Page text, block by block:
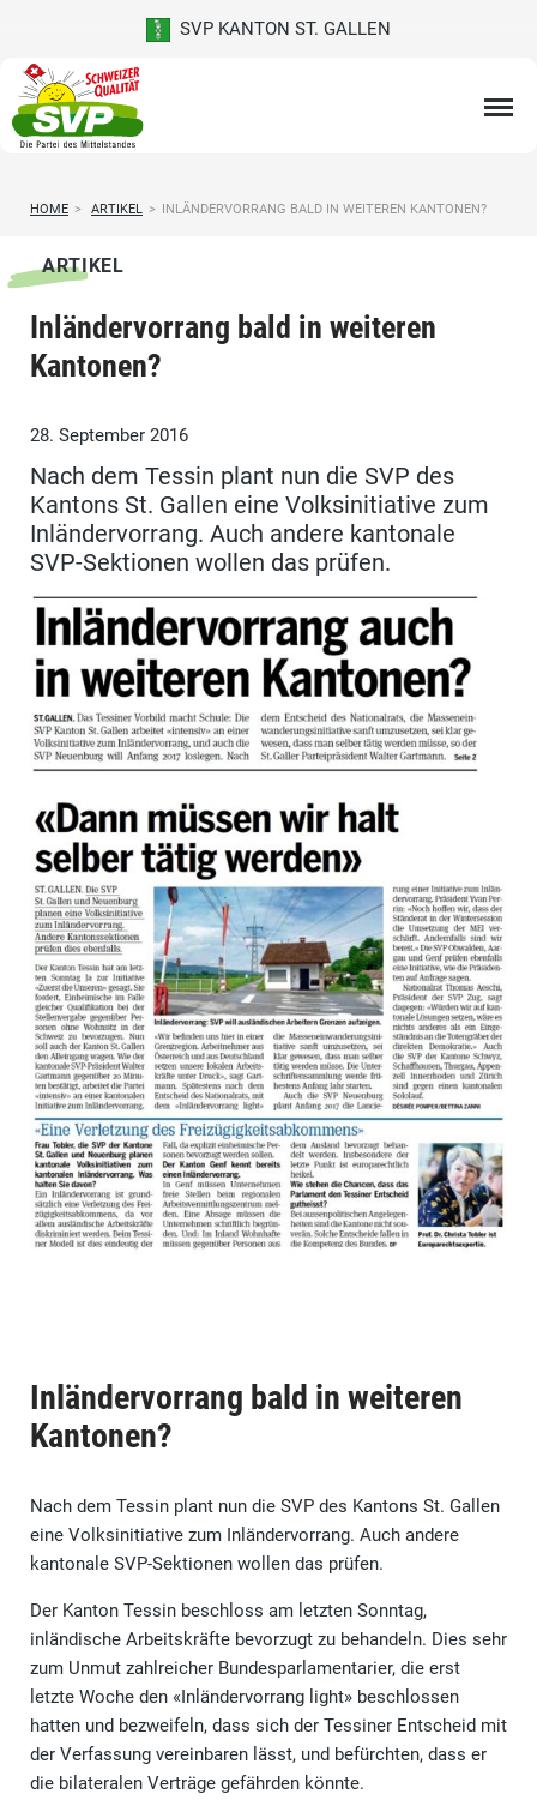
SVP KANTON ST. GALLEN
HOME > ARTIKEL > INLÄNDERVORRANG BALD IN WEITEREN KANTONEN?
ARTIKEL
Inländervorrang bald in weiteren
Kantonen?
28. September 2016
Nach dem Tessin plant nun die SVP des
Kantons St. Gallen eine Volksinitiative zum
Inländervorrang. Auch andere kantonale
SVP-Sektionen wollen das prüfen.
Inländervorrang bald in weiteren
Kantonen?
Nach dem Tessin plant nun die SVP des Kantons St. Gallen
eine Volksinitiative zum Inländervorrang. Auch andere
kantonale SVP-Sektionen wollen das prüfen.
Der Kanton Tessin beschloss am letzten Sonntag,
inländische Arbeitskräfte bevorzugt zu behandeln. Dies sehr
zum Unmut zahlreicher Bundesparlamentarier, die erst
letzte Woche den «Inländervorrang light» beschlossen
hatten und bezweifeln, dass sich der Tessiner Entscheid mit
der Verfassung vereinbaren lässt, und befürchten, dass er
die bilateralen Verträge gefährden könnte.